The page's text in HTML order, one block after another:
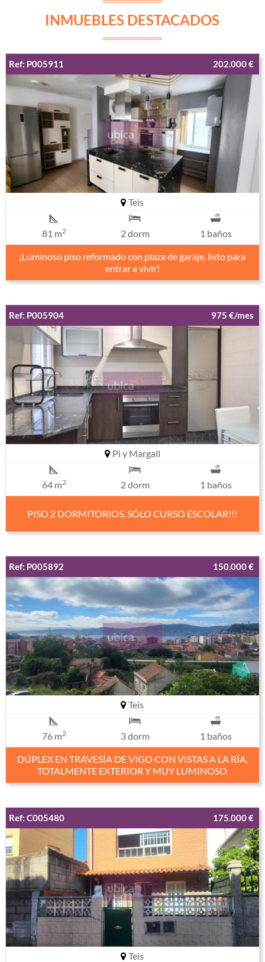
INMUEBLES DESTACADOS
Ref: P005911 202.000 €
Teis
81 m2 2 dorm 1 baños
¡Luminoso piso reformado con plaza de garaje, listo para
entrar a vivir!
Ref: P005904 975 €/mes
Pi y Margall
64 m2 2 dorm 1 baños
PISO 2 DORMITORIOS, SÓLO CURSO ESCOLAR!!!
Ref: P005892 150.000 €
Teis
76 m2 3 dorm 1 baños
DÚPLEX EN TRAVESÍA DE VIGO CON VISTAS A LA RÍA,
TOTALMENTE EXTERIOR Y MUY LUMINOSO
Ref: C005480 175.000 €
Teis